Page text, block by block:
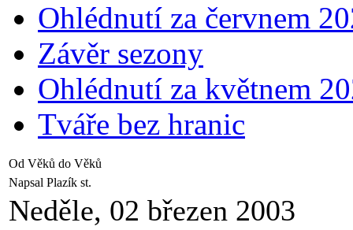
Ohlédnutí za červnem
Závěr sezony
Ohlédnutí za květnem
Tváře bez hranic
Od Věků do Věků
Napsal Plazík st.
Neděle, 02 březen 2003